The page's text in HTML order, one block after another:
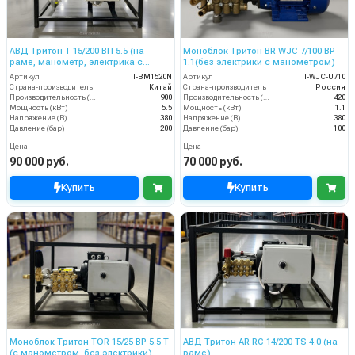
АВД Тритон Т 15/200 ВП 5.5 (на
раме, манометр, электрика с
теплозащитой)
Артикул
T-BM1520N
Страна-производитель
Китай
900
Мощность (кВт)
5.5
Напряжение (В)
380
Давление (бар)
200
Цена
90 000 руб.
Купить
Моноблок Тритон BR WJC 7/100 BP
1.1(без электрики с манометром)
Артикул
T-WJC-U710
Страна-производитель
Россия
420
Мощность (кВт)
1.1
Напряжение (В)
380
Давление (бар)
100
Цена
70 000 руб.
Купить
Моноблок Тритон TOR 15/25 ВР 5.5 T
АВД Тритон AR RC 14/200 TS 4.0 (на